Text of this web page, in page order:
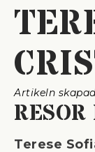
Artikeln
Terese